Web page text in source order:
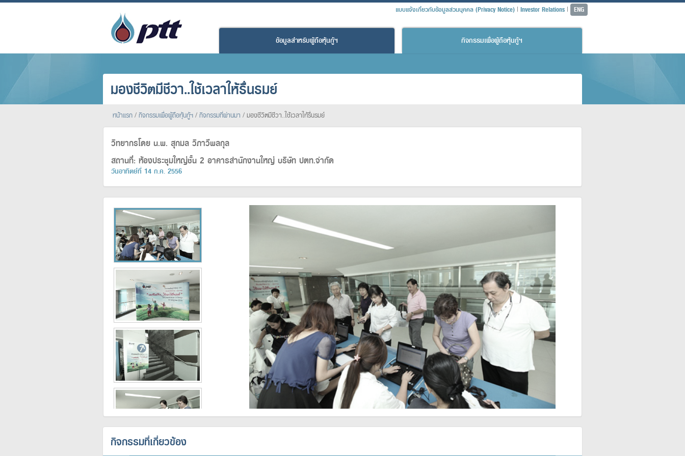
แบบแจ้งเกี่ยวกับข้อมูลส่วนบุคคล (Privacy Notice) | Investor Relations | ENG
ข้อมูลสำหรับผู้ถือหุ้นกู้ฯ กิจกรรมเพื่อผู้ถือหุ้นกู้ฯ
มองชีวิตมีชีวา..ใช้เวลาให้รื่นรมย์
หน้าแรก/กิจกรรมเพื่อผู้ถือหุ้นกู้ฯ/กิจกรรมที่ผ่านมา /มองชีวิตมีชีวา..ใช้เวลาให้รื่นรมย์
วิทยากรโดย น.พ. สุกมล วิภาวีพลกุล
สถานที่: ห้องประชุมใหญ่ชั้น 2 อาคารสำนักงานใหญ่ บริษัท ปตท.จำกัด
วันอาทิตย์ที่ 14 ก.ค. 2556
กิจกรรมที่เกี่ยวข้อง